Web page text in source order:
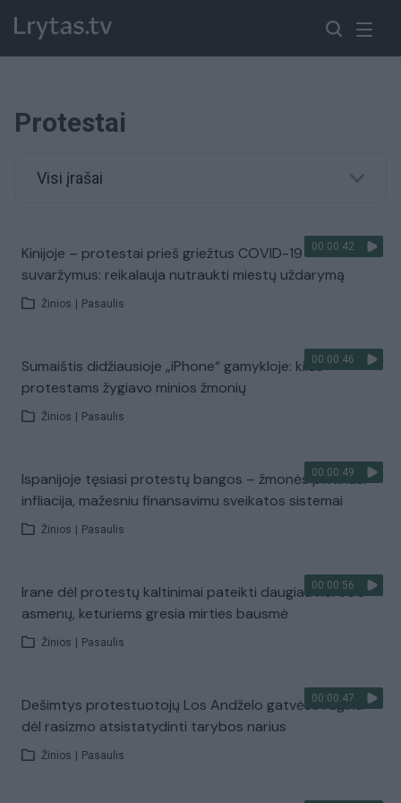
Protestai
Visi įrašai
00:00:42
Kinijoje – protestai prieš griežtus COVID-19
suvaržymus: reikalauja nutraukti miestų uždarymą
Žinios Pasaulis
00:00:46
Sumaištis didžiausioje „iPhone“ gamykloje: kilus
protestams žygiavo minios žmonių
Žinios Pasaulis
00:00:49
Ispanijoje tęsiasi protestų bangos – žmonės piktinasi
infliacija, mažesniu finansavimu sveikatos sistemai
Žinios Pasaulis
00:00:56
Irane dėl protestų kaltinimai pateikti daugiau nei 300
asmenų, keturiems gresia mirties bausmė
Žinios Pasaulis
00:00:47
Dešimtys protestuotojų Los Andželo gatvėse ragina
dėl rasizmo atsistatydinti tarybos narius
Žinios Pasaulis